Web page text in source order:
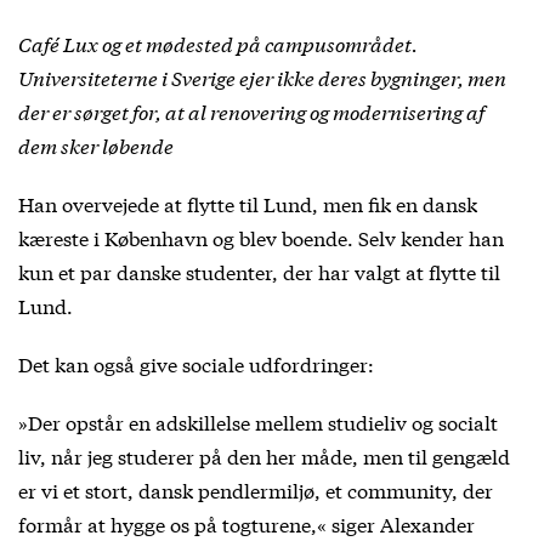
Café Lux og et mødested på campusområdet.
Universiteterne i Sverige ejer ikke deres bygninger, men
der er sørget for, at al renovering og modernisering af
dem sker løbende
Han overvejede at flytte til Lund, men fik en dansk
kæreste i København og blev boende. Selv kender han
kun et par danske studenter, der har valgt at flytte til
Lund.
Det kan også give sociale udfordringer:
»Der opstår en adskillelse mellem studieliv og socialt
liv, når jeg studerer på den her måde, men til gengæld
er vi et stort, dansk pendlermiljø, et community, der
formår at hygge os på togturene,« siger Alexander